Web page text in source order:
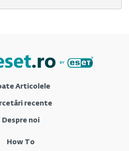
Articolele
recente
Despre noi
How To